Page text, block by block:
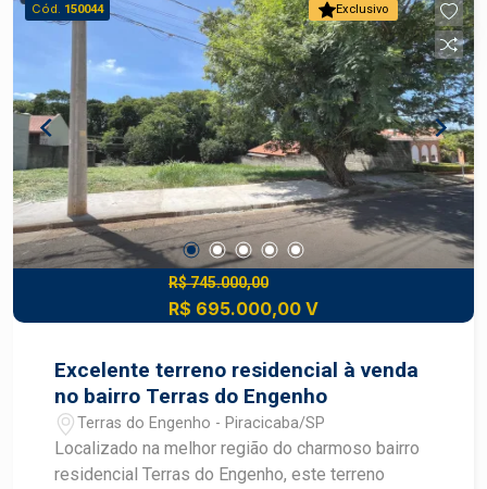
Exclusivo
Cód. 150044
R$ 745.000,00
R$ 695.000,00 V
Excelente terreno residencial à venda
no bairro Terras do Engenho
Terras do Engenho - Piracicaba/SP
Localizado na melhor região do charmoso bairro
residencial Terras do Engenho, este terreno